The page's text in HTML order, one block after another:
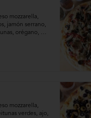
mozzarella,
jamón serrano,
orégano,
mozzarella,
verdes, ajo,